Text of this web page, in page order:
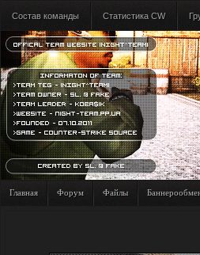
Состав команды Статистика CW
Главная Форум Файлы